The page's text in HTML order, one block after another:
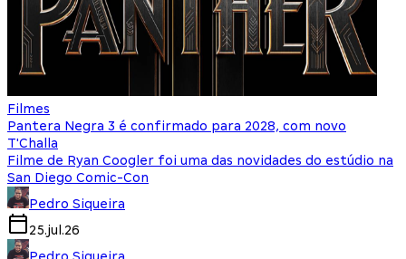
Filmes
Pantera Negra 3 é confirmado para 2028, com novo
T'Challa
Filme de Ryan Coogler foi uma das novidades do estúdio na
San Diego Comic-Con
Pedro Siqueira
25.jul.26